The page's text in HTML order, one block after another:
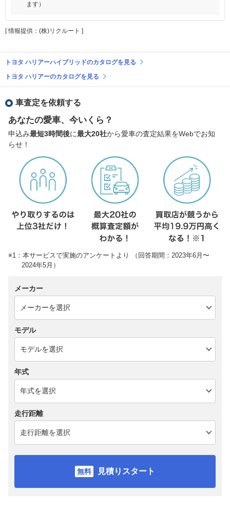
ます）
[ 情報提供：(株)リクルート ]
トヨタ ハリアーハイブリッドのカタログを見る
トヨタ ハリアーのカタログを見る
車査定を依頼する
あなたの愛車、今いくら？
申込み最短3時間後に最大20社から愛車の査定結果をWebでお知
らせ！
※1：本サービスで実施のアンケートより （回答期間：2023年6月〜
2024年5月）
メーカー
モデル
年式
走行距離
見積りスタート